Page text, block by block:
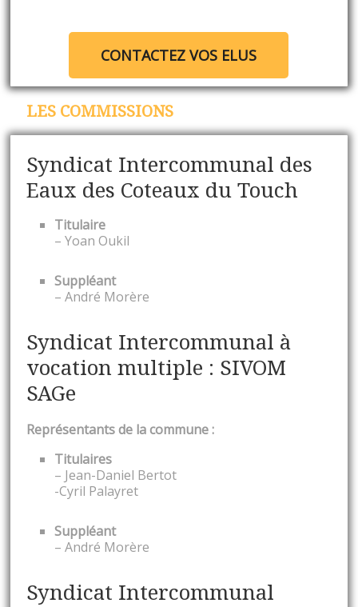
CONTACTEZ VOS ELUS
LES COMMISSIONS
Syndicat Intercommunal des
Eaux des Coteaux du Touch
Titulaire
– Yoan Oukil
Suppléant
– André Morère
Syndicat Intercommunal à
vocation multiple : SIVOM
SAGe
Représentants de la commune :
Titulaires
– Jean-Daniel Bertot
-Cyril Palayret
Suppléant
– André Morère
Syndicat Intercommunal